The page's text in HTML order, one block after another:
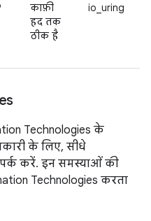
काफ़ी
हद तक
ठीक है
io_uring
Technologies के
के लिए, सीधे
करें. इन समस्याओं की
Technologies करता